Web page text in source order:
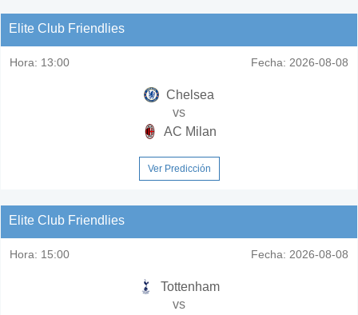
Elite Club Friendlies
Hora: 13:00 Fecha: 2026-08-08
Chelsea
vs
AC Milan
Ver Predicción
Elite Club Friendlies
Hora: 15:00 Fecha: 2026-08-08
Tottenham
vs